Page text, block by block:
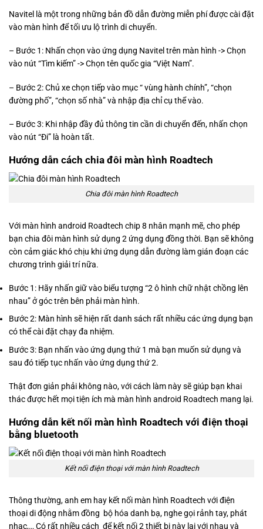
Navitel là một trong những bản đồ dẫn đường miễn phí được cài đặt
vào màn hình để tối ưu lộ trình di chuyển.
– Bước 1: Nhấn chọn vào ứng dụng Navitel trên màn hình -> Chọn
vào nút “Tìm kiếm” -> Chọn tên quốc gia “Việt Nam”.
– Bước 2: Chủ xe chọn tiếp vào mục “ vùng hành chính”, “chọn
đường phố”, “chọn số nhà” và nhập địa chỉ cụ thể vào.
– Bước 3: Khi nhập đầy đủ thông tin cần di chuyển đến, nhấn chọn
vào nút “Đi” là hoàn tất.
Hướng dẫn cách chia đôi màn hình Roadtech
Chia đôi màn hình Roadtech
Với màn hình android Roadtech chip 8 nhân mạnh mẽ, cho phép
bạn chia đôi màn hình sử dụng 2 ứng dụng đồng thời. Bạn sẽ không
còn cảm giác khó chịu khi ứng dụng dẫn đường làm gián đoạn các
chương trình giải trí nữa.
Bước 1: Hãy nhấn giữ vào biểu tượng “2 ô hình chữ nhật chồng lên
nhau” ở góc trên bên phải màn hình.
Bước 2: Màn hình sẽ hiện rất danh sách rất nhiều các ứng dụng bạn
có thể cài đặt chạy đa nhiệm.
Bước 3: Bạn nhấn vào ứng dụng thứ 1 mà bạn muốn sử dụng và
sau đó tiếp tục nhấn vào ứng dụng thứ 2.
Thật đơn giản phải không nào, với cách làm này sẽ giúp bạn khai
thác được hết mọi tiện ích mà màn hình android Roadtech mang lại.
Hướng dẫn kết nối màn hình Roadtech với điện thoại
bằng bluetooth
Kết nối điện thoại với màn hình Roadtech
Thông thường, anh em hay kết nối màn hình Roadtech với điện
thoại di động nhằm đồng bộ hóa danh bạ, nghe gọi rảnh tay, phát
nhạc,… Có rất nhiều cách để kết nối 2 thiết bị này lại với nhau và